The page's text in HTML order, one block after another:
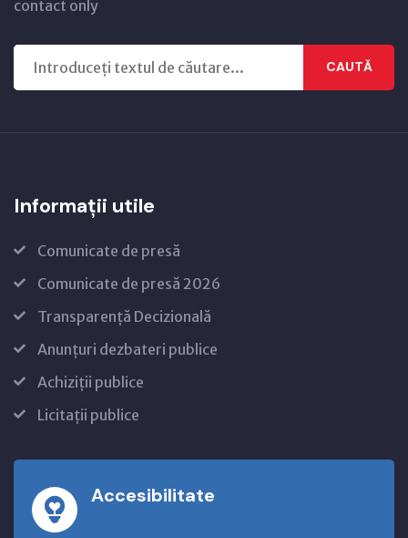
contact only
CAUTĂ
Informații utile
Comunicate de presă
Comunicate de presă 2026
Transparență Decizională
Anunțuri dezbateri publice
Achiziții publice
Licitații publice
Accesibilitate